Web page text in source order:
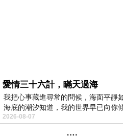
愛情三十六計，瞞天過海
我把心事藏進尋常的問候，海面平靜
海底的潮汐知道，我的世界早已向你傾
2026-08-07
….